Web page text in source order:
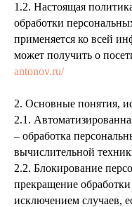
1.2. Настоящая
обработки
применяется ко всей
может получить о
antonov.ru/
2. Основные понятия,
2.1.
– обработка
вычислительной
2.2. Блокирование
прекращение
исключением случаев,